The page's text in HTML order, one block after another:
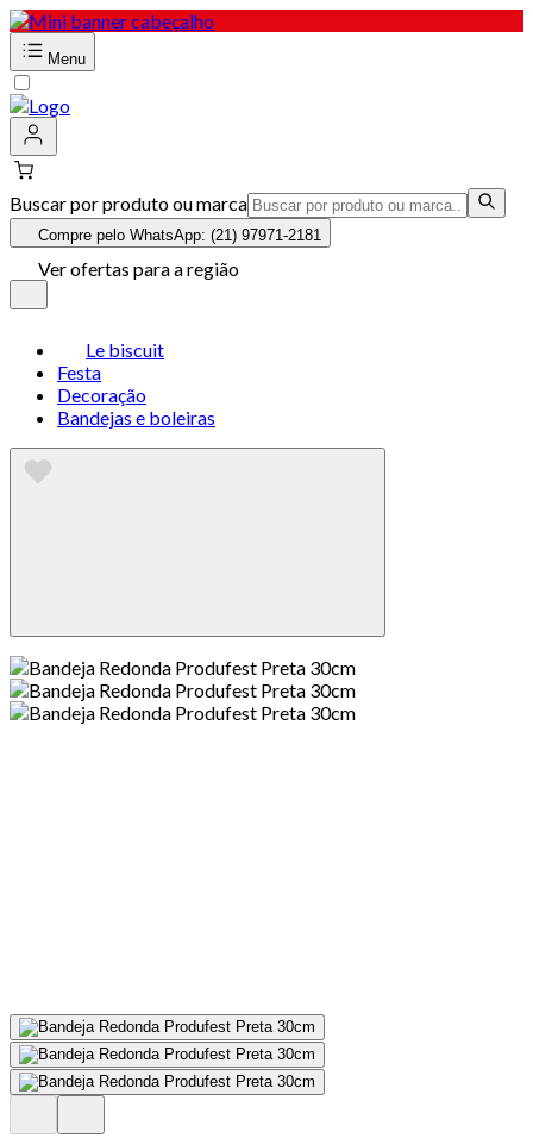
Menu
Buscar por produto ou marca
Compre pelo WhatsApp: (21) 97971-2181
Ver ofertas para a região
Le biscuit
Festa
Decoração
Bandejas e boleiras